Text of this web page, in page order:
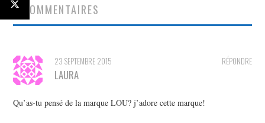
7 COMMENTAIRES
RÉPONDRE
23 SEPTEMBRE 2015
LAURA
Qu’as-tu pensé de la marque LOU? j’adore cette marque!